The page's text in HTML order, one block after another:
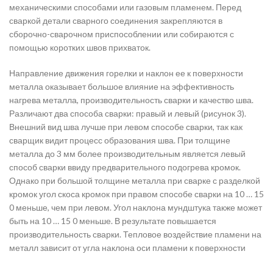
механическими способами или газовым пламенем. Перед
сваркой детали сварного соединения закрепляются в
сборочно-сварочном приспособлении или собираются с
помощью коротких швов прихваток.
Направление движения горелки и наклон ее к поверхности
металла оказывает большое влияние на эффективность
нагрева металла, производительность сварки и качество шва.
Различают два способа сварки: правый и левый (рисунок 3).
Внешний вид шва лучше при левом способе сварки, так как
сварщик видит процесс образования шва. При толщине
металла до 3 мм более производительным является левый
способ сварки ввиду предварительного подогрева кромок.
Однако при большой толщине металла при сварке с разделкой
кромок угол скоса кромок при правом способе сварки на 10 … 15
0 меньше, чем при левом. Угол наклона мундштука также может
быть на 10 … 15 0 меньше. В результате повышается
производительность сварки. Тепловое воздействие пламени на
металл зависит от угла наклона оси пламени к поверхности